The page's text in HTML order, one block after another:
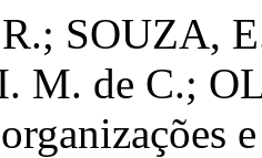
SOUZA,
M. de C.;